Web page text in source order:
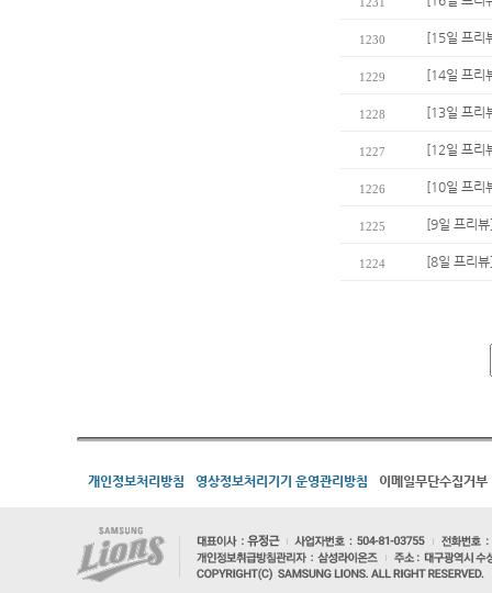
1230 [15일 프리
1229 [14일 프리
1228 [13일 프리
1227 [12일 프리
1226 [10일 프리
1225 [9일 프리
1224 [8일 프리
개인정보처리방침 영상정보처리기기 운영관리방침 이메일무단수집거부